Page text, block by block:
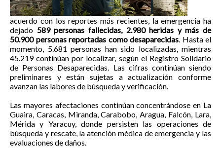
acuerdo con los reportes más recientes, la emergencia ha
dejado 589 personas fallecidas, 2.980 heridas y más de
50.900 personas reportadas como desaparecidas. Hasta el
momento, 5.681 personas han sido localizadas, mientras
45.219 continúan por localizar, según el Registro Solidario
de Personas Desaparecidas. Las cifras continúan siendo
preliminares y están sujetas a actualización conforme
avanzan las labores de búsqueda y verificación.
Las mayores afectaciones continúan concentrándose en La
Guaira, Caracas, Miranda, Carabobo, Aragua, Falcón, Lara,
Mérida y Yaracuy, donde persisten las operaciones de
búsqueda y rescate, la atención médica de emergencia y las
evaluaciones de daños.